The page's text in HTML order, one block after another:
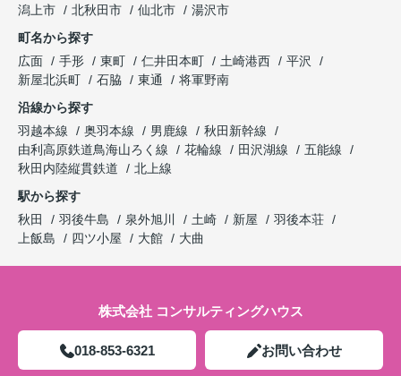
潟上市
北秋田市 仙北市
湯沢市
町名から探す
広面
手形 東町 仁井田本町 土崎港西
平沢
新屋北浜町
石脇 東通
将軍野南
沿線から探す
羽越本線
奥羽本線 男鹿線
秋田新幹線
由利高原鉄道鳥海山ろく線
花輪線 田沢湖線
五能線
秋田内陸縦貫鉄道
北上線
駅から探す
秋田
羽後牛島 泉外旭川 土崎 新屋
羽後本荘
上飯島
四ツ小屋 大館 大曲
株式会社 コンサルティングハウス
018-853-6321 お問い合わせ